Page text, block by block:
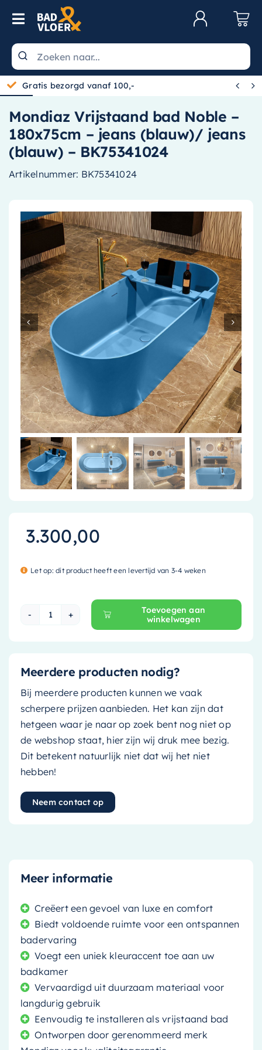
Skip to content
Toggle Navigation
Wastafels
Spiegels
Kranen
Douche
Baden
Radiatoren
Accessoires
Installatiemateriaal
Klimaatbeheersing
PVC
Tegels
Gratis bezorgd vanaf 100,-  
Mondiaz Vrijstaand bad Noble –
180x75cm – jeans (blauw)/ jeans
(blauw) – BK75341024
Artikelnummer: BK75341024
3.300,00
Let op: dit product heeft een levertijd van 3-4 weken
Mondiaz Vrijstaand bad Noble - 180x75cm -
Toevoegen aan
winkelwagen
Meerdere producten nodig?
Bij meerdere producten kunnen we vaak
scherpere prijzen aanbieden. Het kan zijn dat
hetgeen waar je naar op zoek bent nog niet op
de webshop staat, hier zijn wij druk mee bezig.
Dit betekent natuurlijk niet dat wij het niet
hebben!
Neem contact op
Meer informatie
Creëert een gevoel van luxe en comfort
Biedt voldoende ruimte voor een ontspannen
badervaring
Voegt een uniek kleuraccent toe aan uw
badkamer
Vervaardigd uit duurzaam materiaal voor
langdurig gebruik
Eenvoudig te installeren als vrijstaand bad
Ontworpen door gerenommeerd merk